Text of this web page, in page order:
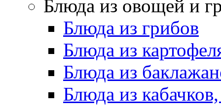
Блюда из овощей и
Блюда из грибов
Блюда из
Блюда из
Блюда из